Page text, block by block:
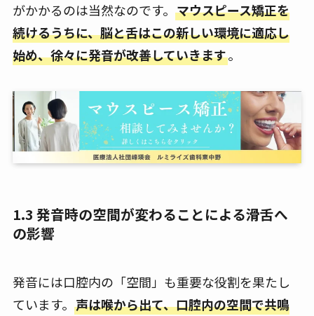
がかかるのは当然なのです。 マウスピース矯正を
続けるうちに、脳と舌はこの新しい環境に適応し
始め、徐々に発音が改善していきます。
1.3 発音時の空間が変わることによる滑舌へ
の影響
発音には口腔内の「空間」も重要な役割を果たし
ています。 声は喉から出て、口腔内の空間で共鳴